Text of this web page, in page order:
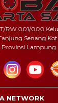
RW 001/000
Senang
Lampung
NETWORK